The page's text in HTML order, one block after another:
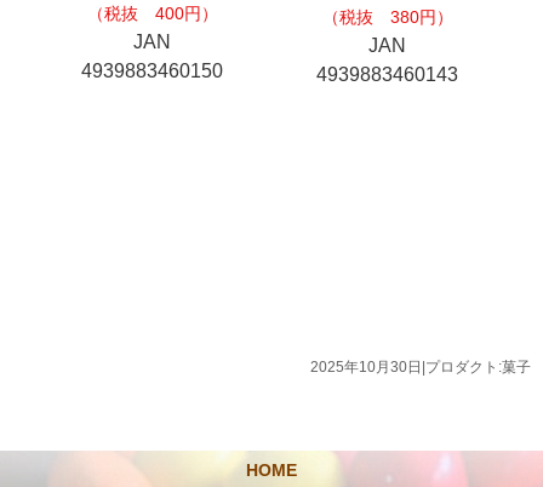
（税抜 400円）
JAN
4939883460150
（税抜 380円）
JAN
4939883460143
2025年10月30日 プロダクト:菓子
HOME